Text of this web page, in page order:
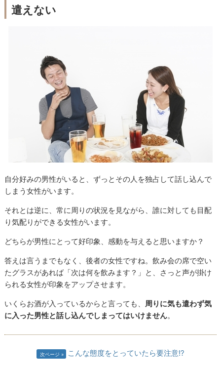
遣えない
自分好みの男性がいると、ずっとその人を独占して話し込んで
しまう女性がいます。
それとは逆に、常に周りの状況を見ながら、誰に対しても目配
り気配りができる女性がいます。
どちらが男性にとって好印象、感動を与えると思いますか？
答えは言うまでもなく、後者の女性ですね。飲み会の席で空い
たグラスがあれば「次は何を飲みます？」と、さっと声が掛け
られる女性が印象をアップさせます。
いくらお酒が入っているからと言っても、
周りに気も遣わず気
に入った男性と話し込んでしまってはいけません。
次ページ こんな態度をとっていたら要注意!?